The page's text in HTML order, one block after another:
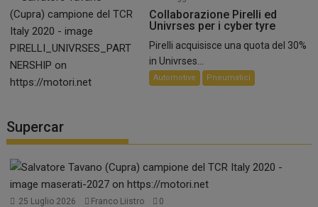
Collaborazione Pirelli ed
Univrses per i cyber tyre
Pirelli acquisisce una quota del 30%
in Univrses...
Automotive Pneumatici
Supercar
25 Luglio 2026 Franco Liistro 0